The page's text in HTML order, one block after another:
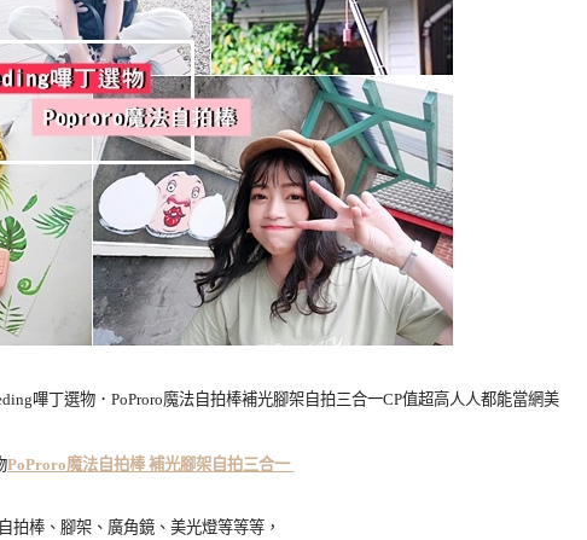
PoProro魔法自拍棒 補光腳架自拍三合一
拍棒、腳架、廣角鏡、美光燈等等等，